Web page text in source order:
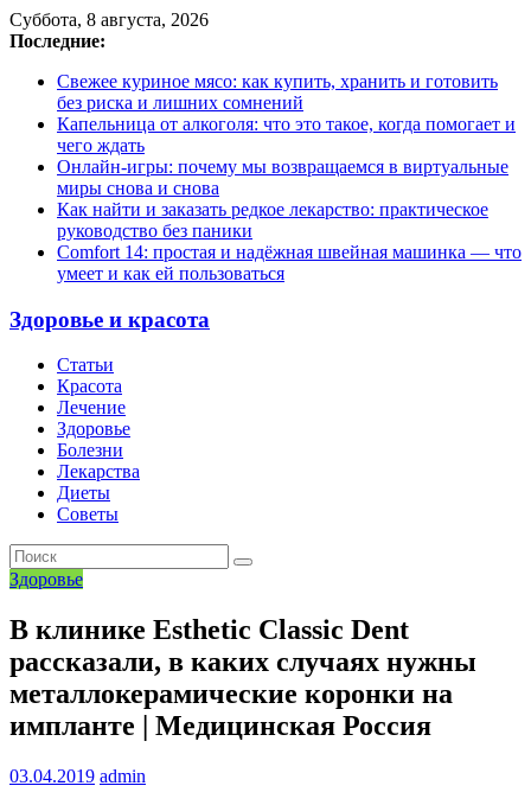
Суббота, 8 августа, 2026
Последние:
Свежее куриное мясо: как купить, хранить и готовить
без риска и лишних сомнений
Капельница от алкоголя: что это такое, когда помогает и
чего ждать
Онлайн-игры: почему мы возвращаемся в виртуальные
миры снова и снова
Как найти и заказать редкое лекарство: практическое
руководство без паники
Comfort 14: простая и надёжная швейная машинка — что
умеет и как ей пользоваться
Здоровье и красота
Статьи
Красота
Лечение
Здоровье
Болезни
Лекарства
Диеты
Советы
Здоровье
В клинике Esthetic Classic Dent
рассказали, в каких случаях нужны
металлокерамические коронки на
импланте | Медицинская Россия
03.04.2019 admin